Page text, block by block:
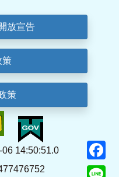
放宣告
策
策
14:50:51.0